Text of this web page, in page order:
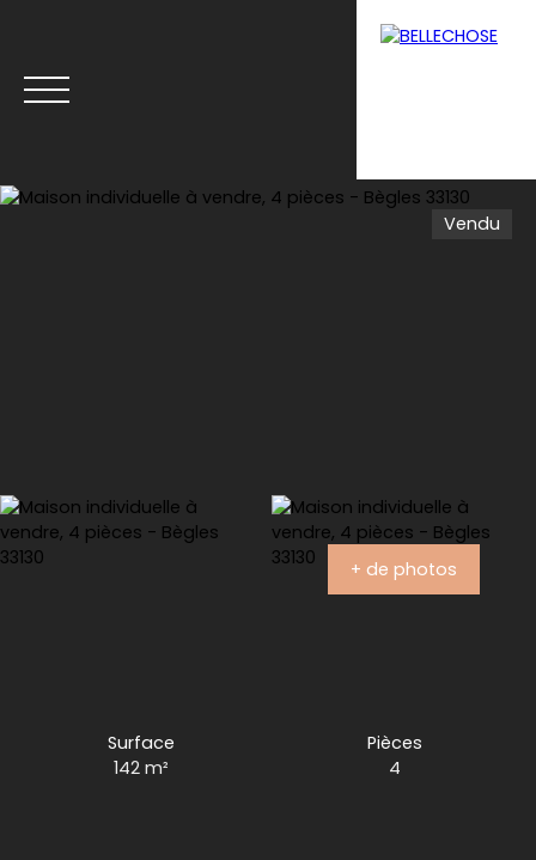
Vendu
+ de photos
Surface
142m²
Pièces
4